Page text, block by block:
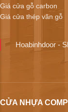
Giá cửa gỗ carbon
Giá cửa thép vân gỗ
Hoabinhdoor -
CỬA NHỰA